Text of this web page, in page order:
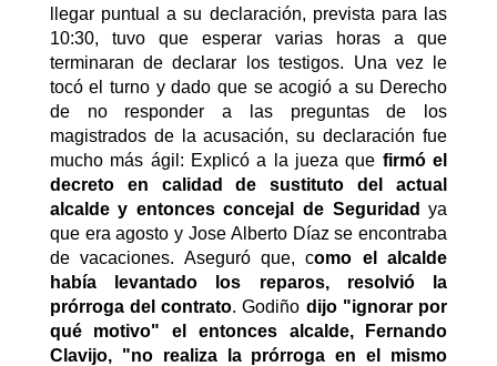
llegar puntual a su declaración, prevista para las
10:30, tuvo que esperar varias horas a que
terminaran de declarar los testigos. Una vez le
tocó el turno y dado que se acogió a su Derecho
de no responder a las preguntas de los
magistrados de la acusación, su declaración fue
mucho más ágil: Explicó a la jueza que firmó el
decreto en calidad de sustituto del actual
alcalde y entonces concejal de Seguridadya
que era agosto y Jose Alberto Díaz se encontraba
de vacaciones. Aseguró que, como el alcalde
había levantado los reparos, resolvió la
prórroga del contrato. Godiño dijo "ignorar por
qué motivo" el entonces alcalde, Fernando
Clavijo, "no realiza la prórroga en el mismo